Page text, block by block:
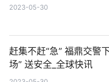
2023-05-30
赶集不赶“急” 福鼎交警
场” 送安全_全球快讯